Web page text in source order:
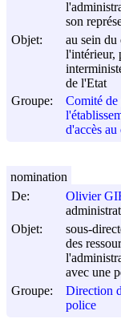
son
Objet:
au sein du
l'intérieur,
de l'Etat
Groupe:
Comité de
d'accès
De:
Olivier
Objet:
sous-
des
avec une
Groupe:
Direction
police
nomination